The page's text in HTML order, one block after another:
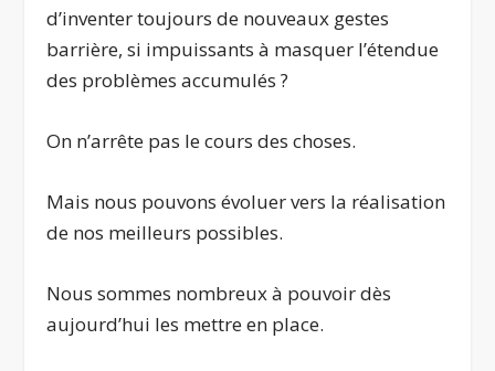
d’inventer toujours de nouveaux gestes
barrière, si impuissants à masquer l’étendue
des problèmes accumulés ?
On n’arrête pas le cours des choses.
Mais nous pouvons évoluer vers la réalisation
de nos meilleurs possibles.
Nous sommes nombreux à pouvoir dès
aujourd’hui les mettre en place.